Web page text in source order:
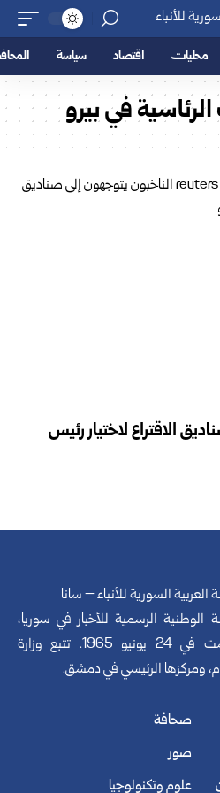
محليات اقتصاد سياسة
الرئاسية في بيرو
الاقتراع لاختيار رئيس
العربية السورية للأنباء – سانا
الوطنية الرسمية للأخبار في سوريا،
تأسست في 24 يونيو 1965. تتبع وزارة
ومركزها الرئيسي في دمشق.
صحافة
صور
علوم وتكنولوجيا